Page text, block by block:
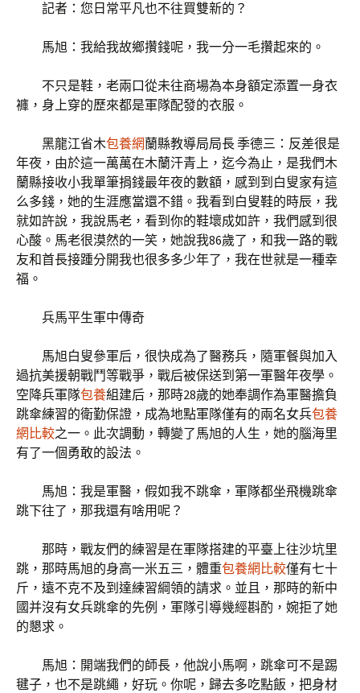
記者：您日常平凡也不往買雙新的？
馬旭：我給我故鄉攢錢呢，我一分一毛攢起來的。
不只是鞋，老兩口從未往商場為本身額定添置一身衣
褲，身上穿的歷來都是軍隊配發的衣服。
黑龍江省木包養網蘭縣教導局局長 季德三：反差很是
年夜，由於這一萬萬在木蘭汗青上，迄今為止，是我們木
蘭縣接收小我單筆捐錢最年夜的數額，感到到白叟家有這
么多錢，她的生涯應當還不錯。我看到白叟鞋的時辰，我
就如許說，我說馬老，看到你的鞋壞成如許，我們感到很
心酸。馬老很漠然的一笑，她說我86歲了，和我一路的戰
友和首長接踵分開我也很多多少年了，我在世就是一種幸
福。
兵馬平生軍中傳奇
馬旭白叟參軍后，很快成為了醫務兵，隨軍餐與加入
過抗美援朝戰鬥等戰爭，戰后被保送到第一軍醫年夜學。
空降兵軍隊包養組建后，那時28歲的她奉調作為軍醫擔負
跳傘練習的衛勤保證，成為地點軍隊僅有的兩名女兵包養
網比較之一。此次調動，轉變了馬旭的人生，她的腦海里
有了一個勇敢的設法。
馬旭：我是軍醫，假如我不跳傘，軍隊都坐飛機跳傘
跳下往了，那我還有啥用呢？
那時，戰友們的練習是在軍隊搭建的平臺上往沙坑里
跳，那時馬旭的身高一米五三，體重包養網比較僅有七十
斤，遠不克不及到達練習綱領的請求。並且，那時的新中
國并沒有女兵跳傘的先例，軍隊引導幾經斟酌，婉拒了她
的懇求。
馬旭：開端我們的師長，他說小馬啊，跳傘可不是踢
毽子，也不是跳繩，好玩。你呢，歸去多吃點飯，把身材